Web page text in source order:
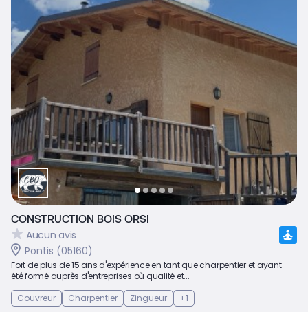
CONSTRUCTION BOIS ORSI
Aucun avis
Pontis (05160)
Fort de plus de 15 ans d'expérience en tant que charpentier et ayant
été formé auprès d'entreprises où qualité et...
Couvreur
Charpentier Zingueur +1